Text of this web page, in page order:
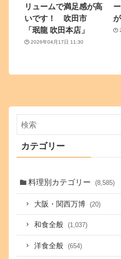
リュームで満足感が高
いです！ 吹田市
「珉龍 吹田本店」
2026年04月17日 11:30
カテゴリー
料理別カテゴリー (8,585)
大阪・関西万博 (20)
和食全般 (1,037)
洋食全般 (654)